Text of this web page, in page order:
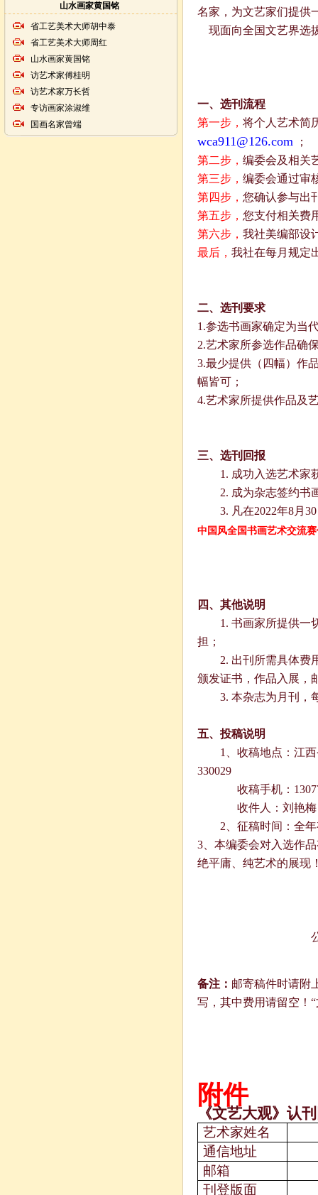
山水画家黄国铭
省工艺美术大师胡中泰
省工艺美术大师周红
山水画家黄国铭
访艺术家傅桂明
访艺术家万长哲
专访画家涂淑维
国画名家曾端
名家，为文艺家们提供
现面向全国文艺界选
一、选刊流程
第一步， 将个人艺术简
wca911@126.com
；
第二步， 编委会及相关
第三步， 编委会通过审
第四步， 您确认参与出
第五步， 您支付相关费
第六步， 我社美编部设
最后， 我社在每月规定
二、选刊要求
1.参选书画家确定为当
2.艺术家所参选作品确
3.最少提供（四幅）作
幅皆可；
4.艺术家所提供作品及
三、选刊回报
1. 成功入选艺术家
2. 成为杂志签约书
3. 凡在2022年8月 30
中国风全国书画艺术交流
四、其他说明
1. 书画家所提供一
担；
2. 出刊所需具体费
颁发证书，作品入展，
3. 本杂志为月刊，
五、投稿说明
1
、收稿地点： 江
330029
收稿手机：
收件人：刘艳梅
2 、征稿时间：全
3、本编委会对入选作
绝平庸、纯艺术的展现
备注： 邮寄稿件时请附
写，其中费用请留空！
附件
《文艺大观》认
艺术家姓名
通信地址
邮箱
刊登版面